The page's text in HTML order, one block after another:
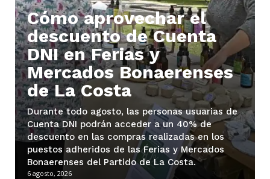
Cómo aprovechar el
descuento de Cuenta
DNI en Ferias y
Mercados Bonaerenses
de La Costa
Durante todo agosto, las personas usuarias de
Cuenta DNI podrán acceder a un 40% de
descuento en las compras realizadas en los
puestos adheridos de las Ferias y Mercados
Bonaerenses del Partido de La Costa.
6 agosto, 2026